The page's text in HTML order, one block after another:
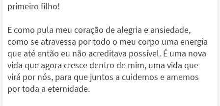
primeiro filho!
E como pula meu coração de alegria e ansiedade,
como se atravessa por todo o meu corpo uma energia
que até então eu não acreditava possível. É uma nova
vida que agora cresce dentro de mim, uma vida que
virá por nós, para que juntos a cuidemos e amemos
por toda a eternidade.